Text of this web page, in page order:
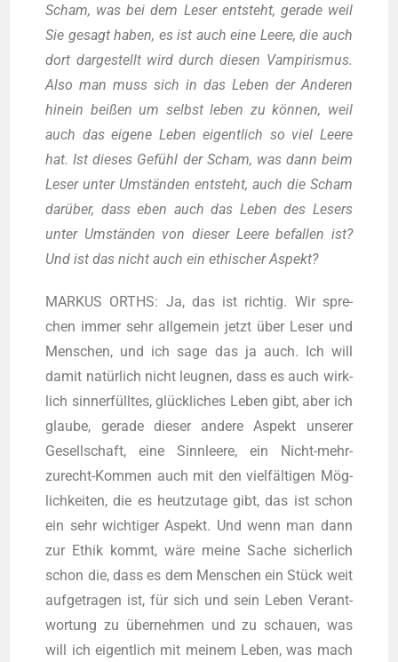
Scham, was bei dem Leser ent­steht, gera­de weil
Sie gesagt haben, es ist auch eine Lee­re, die auch
dort dar­ge­stellt wird durch die­sen Vam­pi­ris­mus.
Also man muss sich in das Leben der Ande­ren
hin­ein bei­ßen um selbst leben zu kön­nen, weil
auch das eige­ne Leben eigent­lich so viel Lee­re
hat. Ist die­ses Gefühl der Scham, was dann beim
Leser unter Umstän­den ent­steht, auch die Scham
dar­über, dass eben auch das Leben des Lesers
unter Umstän­den von die­ser Lee­re befal­len ist?
Und ist das nicht auch ein ethi­scher Aspekt?
MARKUS ORTHS: Ja, das ist rich­tig. Wir spre­
chen immer sehr all­ge­mein jetzt über Leser und
Men­schen, und ich sage das ja auch. Ich will
damit natür­lich nicht leug­nen, dass es auch wirk­
lich sinn­erfüll­tes, glück­li­ches Leben gibt, aber ich
glau­be, gera­de die­ser ande­re Aspekt unse­rer
Gesell­schaft, eine Sinn­lee­re, ein Nicht-mehr-
zurecht-Kom­men auch mit den viel­fäl­ti­gen Mög­
lich­kei­ten, die es heut­zu­ta­ge gibt, das ist schon
ein sehr wich­ti­ger Aspekt. Und wenn man dann
zur Ethik kommt, wäre mei­ne Sache sicher­lich
schon die, dass es dem Men­schen ein Stück weit
auf­ge­tra­gen ist, für sich und sein Leben Ver­ant­
wor­tung zu über­neh­men und zu schau­en, was
will ich eigent­lich mit mei­nem Leben, was mach